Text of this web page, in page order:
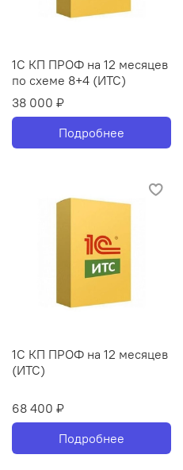
1С КП ПРОФ на 12 месяцев
по схеме 8+4 (ИТС)
38 000 ₽
Подробнее
1С КП ПРОФ на 12 месяцев
(ИТС)
68 400 ₽
Подробнее